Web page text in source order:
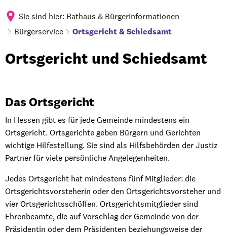
Sie sind hier: Rathaus & Bürgerinformationen
Bürgerservice
Ortsgericht & Schiedsamt
Ortsgericht
Schiedsamt
Ortsgericht und Schiedsamt
Das Ortsgericht
In Hessen gibt es für jede Gemeinde mindestens ein
Ortsgericht. Ortsgerichte geben Bürgern und Gerichten
wichtige Hilfestellung. Sie sind als Hilfsbehörden der Justiz
Partner für viele persönliche Angelegenheiten.
Jedes Ortsgericht hat mindestens fünf Mitglieder: die
Ortsgerichtsvorsteherin oder den Ortsgerichtsvorsteher und
vier Ortsgerichtsschöffen. Ortsgerichtsmitglieder sind
Ehrenbeamte, die auf Vorschlag der Gemeinde von der
Präsidentin oder dem Präsidenten beziehungsweise der